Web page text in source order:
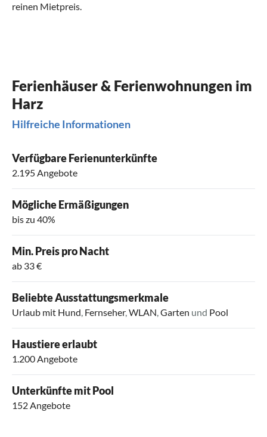
reinen Mietpreis.
Ferienhäuser & Ferienwohnungen im
Harz
Hilfreiche Informationen
Verfügbare Ferienunterkünfte
2.195 Angebote
Mögliche Ermäßigungen
bis zu 40%
Min. Preis pro Nacht
ab 33 €
Beliebte Ausstattungsmerkmale
Urlaub mit Hund, Fernseher,WLAN,Garten und Pool
Haustiere erlaubt
1.200 Angebote
Unterkünfte mit Pool
152 Angebote